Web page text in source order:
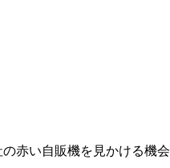
赤い自販機を見かける機会